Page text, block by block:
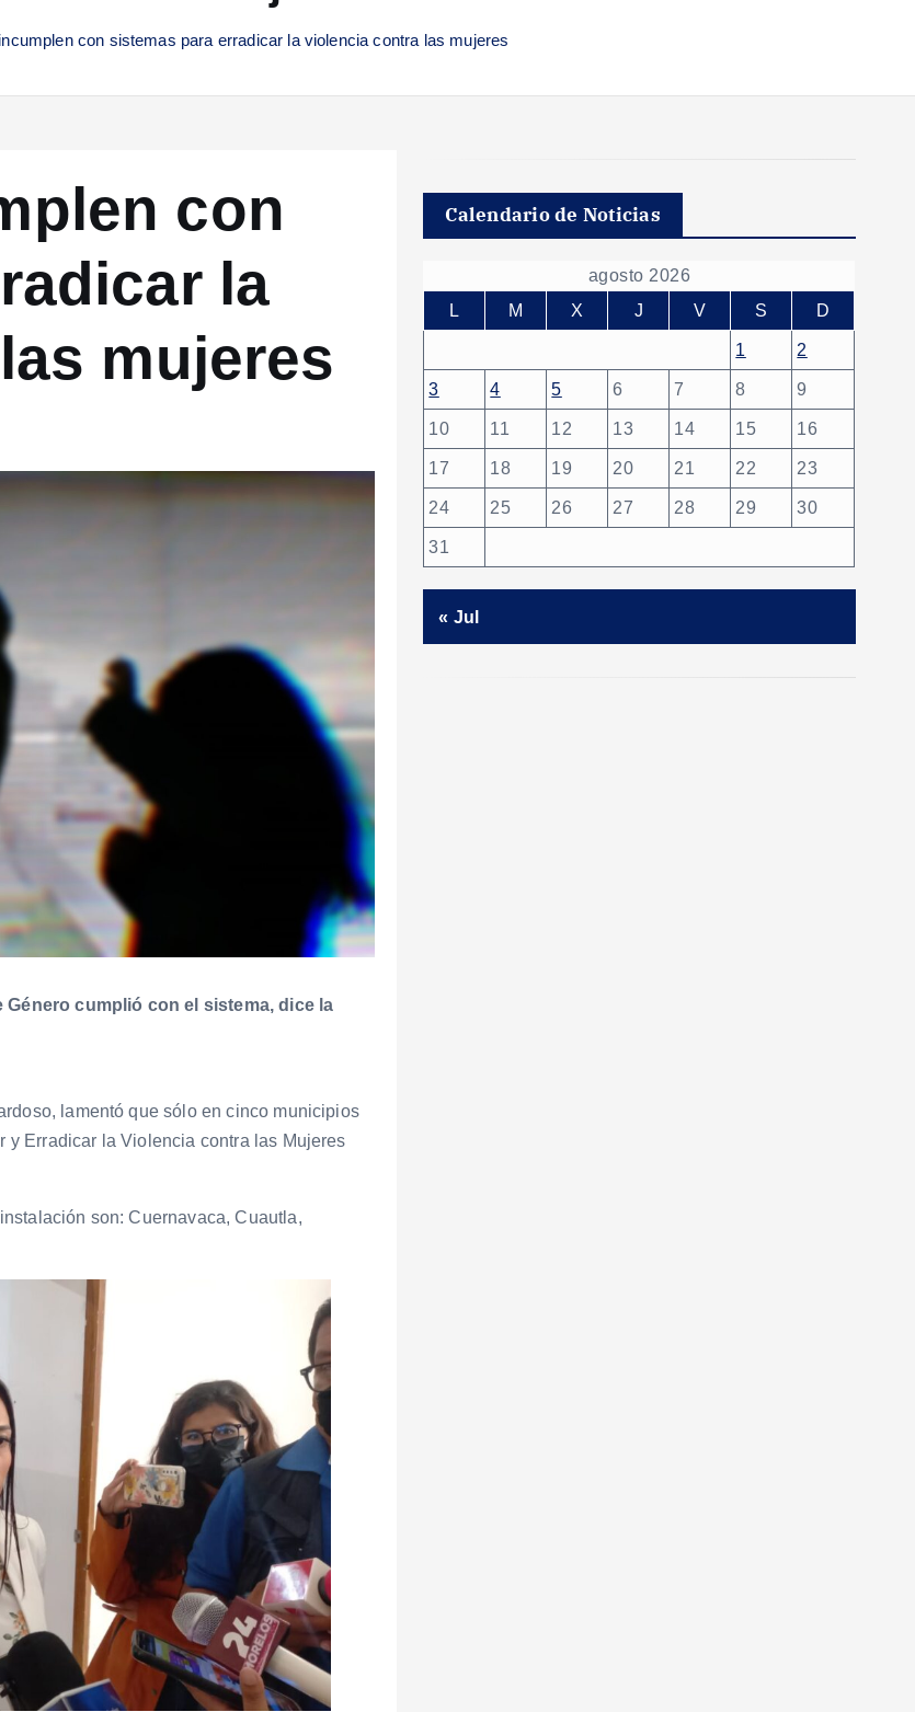
con sistemas para erradicar la violencia contra las mujeres
con
la
mujeres
cumplió con el sistema, dice la
lamentó que sólo en cinco municipios
y Erradicar la Violencia contra las Mujeres
son: Cuernavaca, Cuautla,
Calendario de Noticias
agosto 2026
L
M X J V S D
1 2
3 4 5 6 7 8 9
10 11 12 13 14 15 16
17 18 19 20 21 22 23
24 25 26 27 28 29 30
31
« Jul